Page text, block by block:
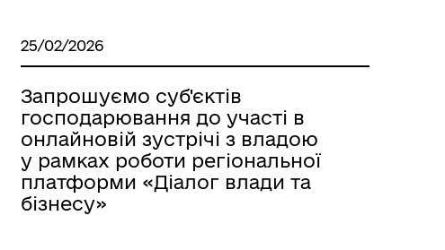
25/02/2026
Запрошуємо суб'єктів
господарювання до участі в
онлайновій зустрічі з владою
у рамках роботи регіональної
платформи «Діалог влади та
бізнесу»